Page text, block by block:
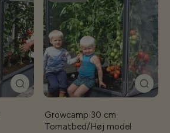
Growcamp 30 cm
Tomatbed/Høj model